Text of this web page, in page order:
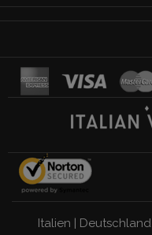
Italien | Deutschland